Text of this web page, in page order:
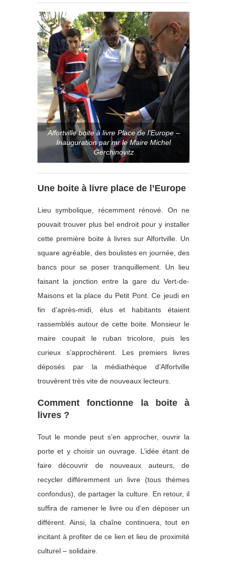
Alfortville boite à livre Place de l’Europe –
Inauguration par mr le Maire Michel
Gerchinovitz
Une boite à livre place de l’Europe
Lieu symbolique, récemment rénové. On ne
pouvait trouver plus bel endroit pour y installer
cette première boite à livres sur Alfortville. Un
square agréable, des boulistes en journée, des
bancs pour se poser tranquillement. Un lieu
faisant la jonction entre la gare du Vert-de-
Maisons et la place du Petit Pont. Ce jeudi en
fin d’après-midi, élus et habitants étaient
rassemblés autour de cette boite. Monsieur le
maire coupait le ruban tricolore, puis les
curieux s’approchèrent. Les premiers livres
déposés par la médiathèque d’Alfortville
trouvèrent très vite de nouveaux lecteurs.
Comment fonctionne la boite à
livres ?
Tout le monde peut s’en approcher, ouvrir la
porte et y choisir un ouvrage. L’idée étant de
faire découvrir de nouveaux auteurs, de
recycler différemment un livre (tous thèmes
confondus), de partager la culture. En retour, il
suffira de ramener le livre ou d’en déposer un
différent. Ainsi, la chaîne continuera, tout en
incitant à profiter de ce lien et lieu de proximité
culturel – solidaire.